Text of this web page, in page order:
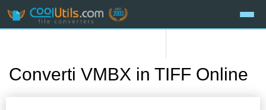
Converti VMBX in TIFF Online